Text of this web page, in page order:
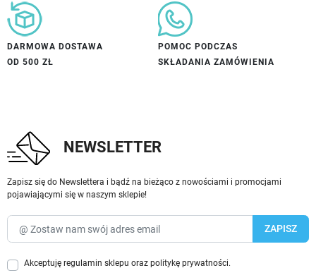
DARMOWA DOSTAWA
OD 500 ZŁ
POMOC PODCZAS
SKŁADANIA ZAMÓWIENIA
NEWSLETTER
Zapisz się do Newslettera i bądź na bieżąco z nowościami i promocjami
pojawiającymi się w naszym sklepie!
Akceptuję regulamin sklepu oraz politykę prywatności.